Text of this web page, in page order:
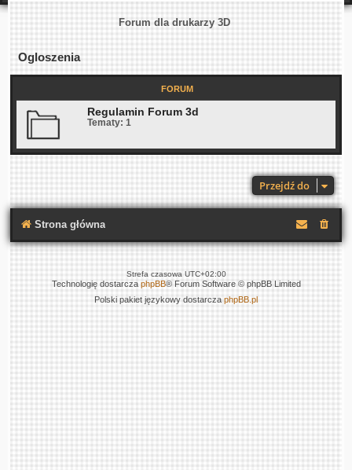
z
Forum dla drukarzy 3D
Ogloszenia
FORUM
Regulamin Forum 3d
Tematy: 1
Przejdź do
Strona główna
Strefa czasowa UTC+02:00
Technologię dostarcza phpBB® Forum Software © phpBB Limited
Polski pakiet językowy dostarcza phpBB.pl